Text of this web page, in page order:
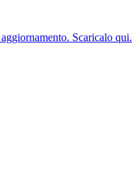
Scaricalo qui.